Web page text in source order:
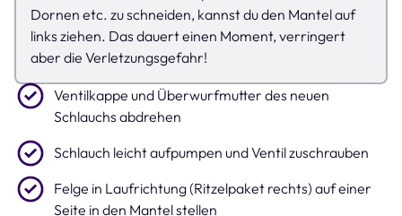
Dornen etc. zu schneiden, kannst du den Mantel auf
links ziehen. Das dauert einen Moment, verringert
aber die Verletzungsgefahr!
Ventilkappe und Überwurfmutter des neuen
Schlauchs abdrehen
Schlauch leicht aufpumpen und Ventil zuschrauben
Felge in Laufrichtung (Ritzelpaket rechts) auf einer
Seite in den Mantel stellen